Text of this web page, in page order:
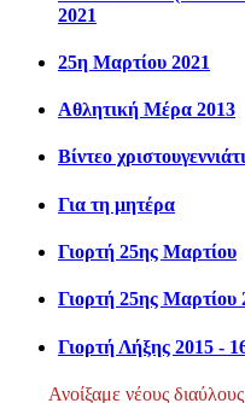
2021
25η Μαρτίου 2021
Αθλητική Μέρα 2013
Βίντεο
Για τη μητέρα
Γιορτή 25ης Μαρτίου
Γιορτή 25ης Μαρτίου
Γιορτή Λήξης 2015 -
Ανοίξαμε νέους